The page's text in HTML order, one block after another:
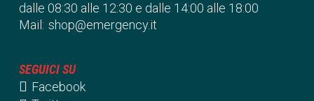
dalle 08:30 alle 12:30 e dalle 14:00 alle 18:00
Mail: shop@emergency.it
SEGUICI SU
Facebook